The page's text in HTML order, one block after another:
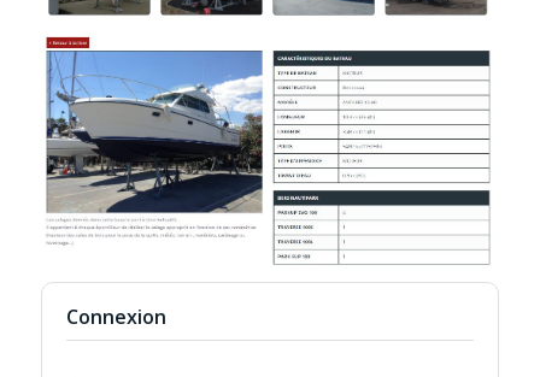
Connexion